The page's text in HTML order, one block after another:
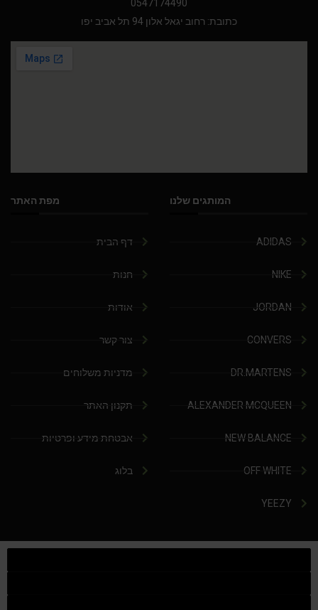
0547174490
כתובת: רחוב יגאל אלון 94 תל אביב יפו
המותגים שלנו
ADIDAS
NIKE
JORDAN
CONVERS
DR.MARTENS
ALEXANDER MCQUEEN
NEW BALANCE
OFF WHITE
YEEZY
מפת האתר
דף הבית
חנות
אודות
צור קשר
מדניות משלוחים
תקנון האתר
אבטחת מידע ופרטיות
בלוג